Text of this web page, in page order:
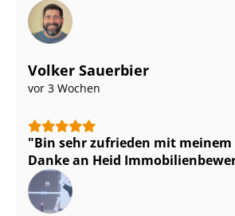
Volker Sauerbier
vor 3 Wochen
Bin sehr zufrieden mit
Danke an Heid